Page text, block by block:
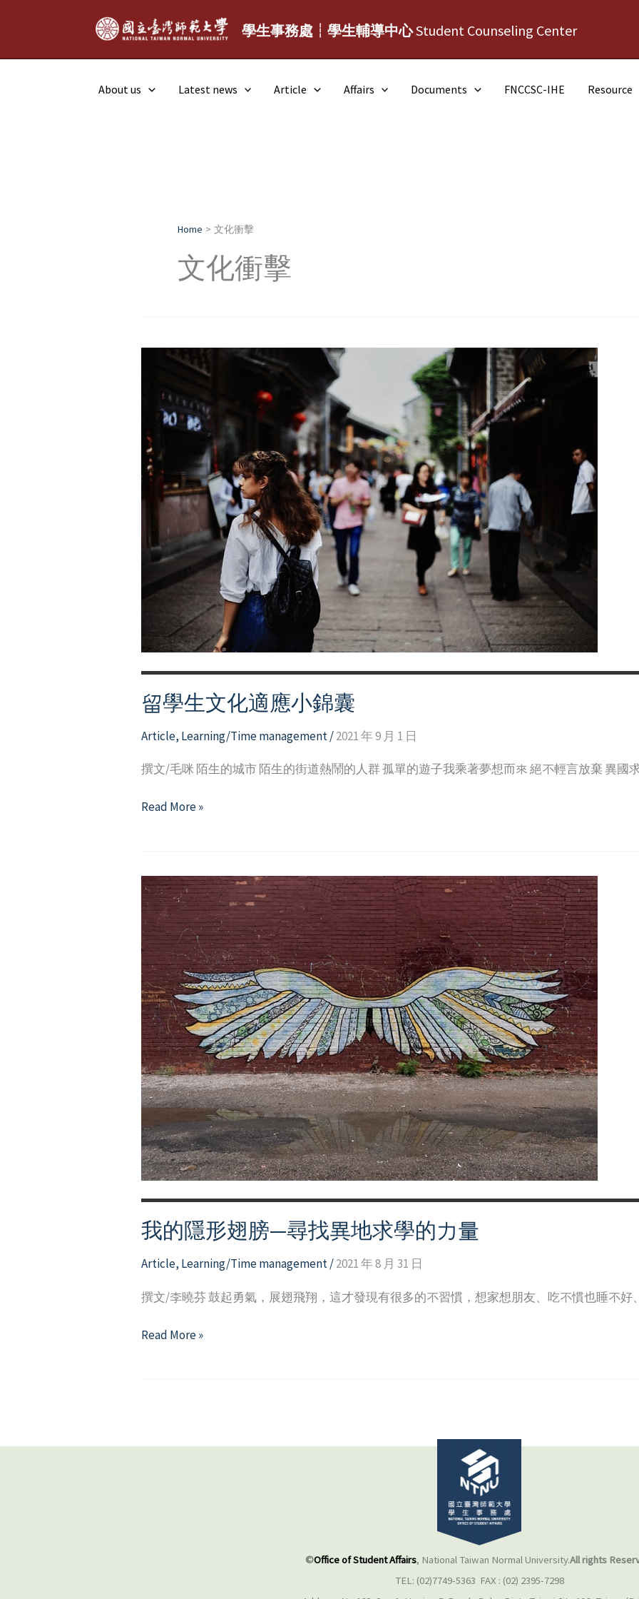
學生事務處┆學生輔導中心Student Counseling Center
About us Latest news Article Affairs Documents FNCCSC-IHE Resource
Home 文化衝擊
文化衝擊
留學生文化適應小錦囊
Article, Learning/Time management/2021 年 9 月 1 日
撰文/毛咪 陌生的城市 陌生的街道熱鬧的人群 孤單的遊子我乘著夢想而來 絕不輕言放棄 異
留
化
適
應
小
錦
囊
Read More »
我的隱形翅膀—尋找異地求學的力量
Article, Learning/Time management/2021 年 8 月 31 日
撰文/李曉芬 鼓起勇氣，展翅飛翔，這才發現有很多的不習慣，想家想朋友、吃不慣也睡不好
我
Read More »
©Office of Student Affairs, National Taiwan Normal University.All rights
TEL: (02)7749-5363 FAX : (02) 2395-7298